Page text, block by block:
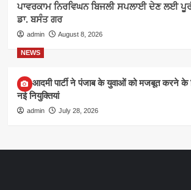
ਪਾਵਰਕਾਮ ਨਿਰਵਿਘਨ ਬਿਜਲੀ ਸਪਲਾਈ ਦੇਣ ਲਈ
ਡਾ. ਬਸੰਤ ਗਰ
admin August 8, 2026
NEWS
आम आदमी पार्टी ने पंजाब के युवाओं को मजबूत करने के
नई नियुक्तियां
admin July 28, 2026